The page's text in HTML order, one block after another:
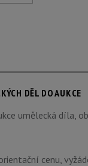
DĚL DO AUKCE
umělecká díla,
cenu,